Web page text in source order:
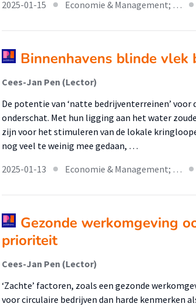
2025-01-15
Economie & Management; …
Binnenhavens blinde vlek
Cees-Jan Pen (Lector)
De potentie van ‘natte bedrijventerreinen’
onderschat. Met hun ligging aan het water
zijn voor het stimuleren van de lokale
nog veel te weinig mee gedaan, …
2025-01-13
Economie & Management; …
Gezonde werkomgeving
prioriteit
Cees-Jan Pen (Lector)
‘Zachte’ factoren, zoals een gezonde
voor circulaire bedrijven dan harde